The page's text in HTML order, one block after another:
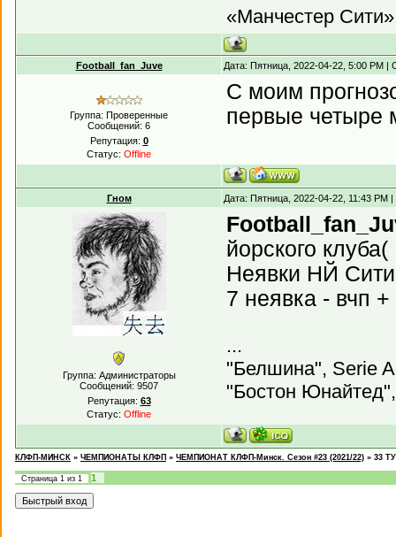
«Манчестер
Football_fan_Juve Дата: Пятница, 2022-04-22, 5:00 PM
Группа: Проверенные
Сообщений: 6
Репутация: 0
Статус: Offline
С моим
первые четыре
Гном Дата: Пятница, 2022-04-22, 11:43
Группа: Администраторы
Сообщений: 9507
Репутация: 63
Статус: Offline
йорского клуба(
Неявки НЙ
7 неявка - вчп
...
"Белшина", Serie A
"Бостон
КЛФП-МИНСК » ЧЕМПИОНАТЫ КЛФП » ЧЕМПИОНАТ КЛФП-Минск. Сезон #23 (2021/22) » 33
Страница 1 из 1 1